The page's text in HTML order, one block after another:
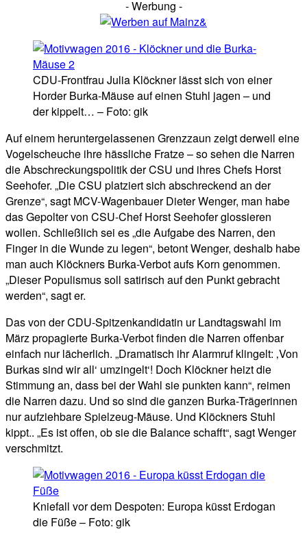
- Werbung -
CDU-Frontfrau Julia Klöckner lässt sich von einer
Horder Burka-Mäuse auf einen Stuhl jagen – und
der kippelt… – Foto: gik
Auf einem heruntergelassenen Grenzzaun zeigt derweil eine
Vogelscheuche ihre hässliche Fratze – so sehen die Narren
die Abschreckungspolitik der CSU und ihres Chefs Horst
Seehofer. „Die CSU platziert sich abschreckend an der
Grenze“, sagt MCV-Wagenbauer Dieter Wenger, man habe
das Gepolter von CSU-Chef Horst Seehofer glossieren
wollen. Schließlich sei es „die Aufgabe des Narren, den
Finger in die Wunde zu legen“, betont Wenger, deshalb habe
man auch Klöckners Burka-Verbot aufs Korn genommen.
„Dieser Populismus soll satirisch auf den Punkt gebracht
werden“, sagt er.
Das von der CDU-Spitzenkandidatin ur Landtagswahl im
März propagierte Burka-Verbot finden die Narren offenbar
einfach nur lächerlich. „Dramatisch ihr Alarmruf klingelt: ‚Von
Burkas sind wir all‘ umzingelt‘! Doch Klöckner heizt die
Stimmung an, dass bei der Wahl sie punkten kann“, reimen
die Narren dazu. Und so sind die ganzen Burka-Trägerinnen
nur aufziehbare Spielzeug-Mäuse. Und Klöckners Stuhl
kippt.. „Es ist offen, ob sie die Balance schafft“, sagt Wenger
verschmitzt.
Kniefall vor dem Despoten: Europa küsst Erdogan
die Füße – Foto: gik